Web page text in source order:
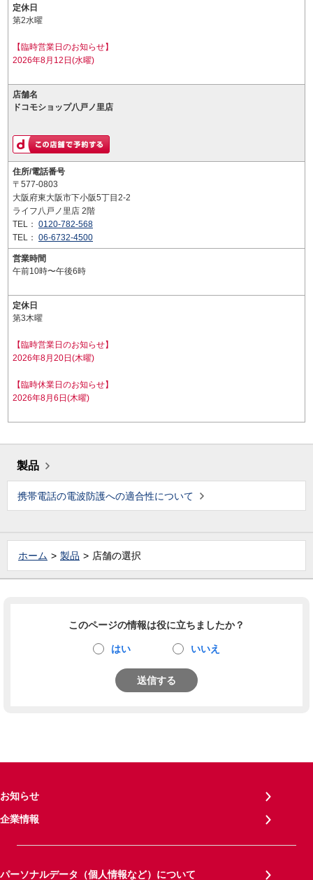
定休日
第2水曜
【臨時営業日のお知らせ】
2026年8月12日(水曜)
店舗名
ドコモショップ八戸ノ里店
住所/電話番号
〒577-0803
大阪府東大阪市下小阪5丁目2-2
ライフ八戸ノ里店 2階
TEL： 0120-782-568
TEL： 06-6732-4500
営業時間
午前10時〜午後6時
定休日
第3木曜
【臨時営業日のお知らせ】
2026年8月20日(木曜)
【臨時休業日のお知らせ】
2026年8月6日(木曜)
製品
携帯電話の電波防護への適合性について
ホーム 製品 店舗の選択
このページの情報は役に立ちましたか？
はい いいえ
送信する
お知らせ
企業情報
パーソナルデータ（個人情報など）について